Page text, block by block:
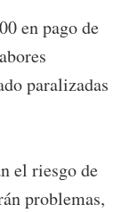
en pago de
paralizadas
el riesgo de
problemas,